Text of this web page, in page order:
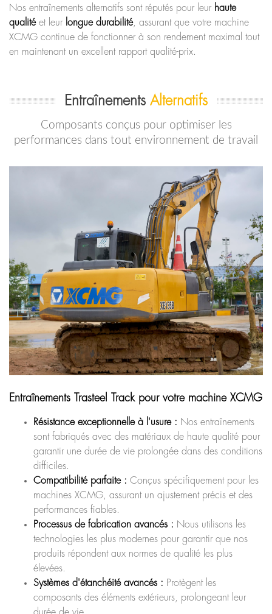
Nos entraînements alternatifs sont réputés pour leur haute
qualitéet leur longue durabilité, assurant que votre machine
XCMG continue de fonctionner à son rendement maximal tout
en maintenant un excellent rapport qualité-prix.
Entraînements Alternatifs
Composants conçus pour optimiser les
performances dans tout environnement de travail
Entraînements Trasteel Track pour votre machine XCMG
Résistance exceptionnelle à l'usure : Nos entraînements
sont fabriqués avec des matériaux de haute qualité pour
garantir une durée de vie prolongée dans des conditions
difficiles.
Compatibilité parfaite : Conçus spécifiquement pour les
machines XCMG, assurant un ajustement précis et des
performances fiables.
Processus de fabrication avancés : Nous utilisons les
technologies les plus modernes pour garantir que nos
produits répondent aux normes de qualité les plus
élevées.
Systèmes d'étanchéité avancés : Protègent les
composants des éléments extérieurs, prolongeant leur